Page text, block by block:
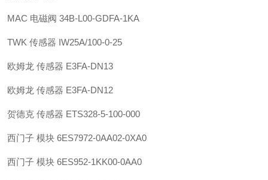
MAC 电磁阀 34B-L00-GDFA-1KA
TWK 传感器 IW25A/100-0-25
欧姆龙 传感器 E3FA-DN13
欧姆龙 传感器 E3FA-DN12
贺德克 传感器 ETS328-5-100-000
西门子 模块 6ES7972-0AA02-0XA0
西门子 模块 6ES952-1KK00-0AA0